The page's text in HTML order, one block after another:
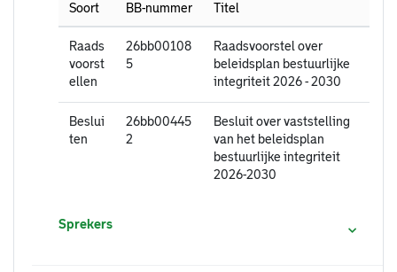
Soort
BB-nummer Titel
Raads
voorst
ellen
26bb00108
5
Raadsvoorstel over
beleidsplan bestuurlijke
integriteit 2026 - 2030
Beslui
ten
26bb00445
2
Besluit over vaststelling
van het beleidsplan
bestuurlijke integriteit
2026-2030
Sprekers